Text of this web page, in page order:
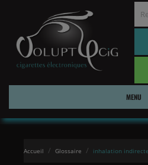
MENU
Accueil Glossaire inhalation